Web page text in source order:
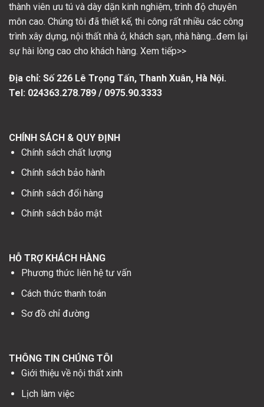
thành viên ưu tú và dày dặn kinh nghiệm, trình độ chuyên
môn cao. Chúng tôi đã thiết kế, thi công rất nhiều các công
trình xây dựng, nội thất nhà ở, khách sạn, nhà hàng...đem lại
sự hài lòng cao cho khách hàng. Xem tiếp>>
Địa chỉ: Số 226 Lê Trọng Tấn, Thanh Xuân, Hà Nội.
Tel: 024363.278.789 / 0975.90.3333
CHÍNH SÁCH & QUY ĐỊNH
Chính sách chất lượng
Chính sách bảo hành
Chính sách đổi hàng
Chính sách bảo mật
HỖ TRỢ KHÁCH HÀNG
Phương thức liên hệ tư vấn
Cách thức thanh toán
Sơ đồ chỉ đường
THÔNG TIN CHÚNG TÔI
Giới thiệu về nội thất xinh
Lịch làm việc